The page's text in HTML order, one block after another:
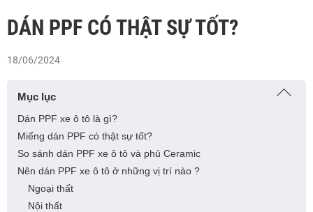
DÁN PPF CÓ THẬT SỰ TỐT?
18/06/2024
Mục lục
Dán PPF xe ô tô là gì?
Miếng dán PPF có thật sự tốt?
So sánh dán PPF xe ô tô và phủ Ceramic
Nên dán PPF xe ô tô ở những vị trí nào ?
Ngoại thất
Nội thất